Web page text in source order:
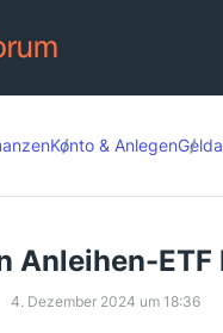
Konto & Anlegen
Anleihen-ETF
4. Dezember 2024 um 18:36